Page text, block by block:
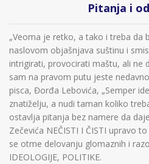
Pitanja i
„Veoma je retko, a tako i treba da
naslovom objašnjava suštinu i
intrigirati, provocirati maštu, ali ne
sam na pravom putu jeste
pisca, Đorđa Lebovića, „Semper
znatiželju, a nudi taman koliko
ostavlja pitanja bez namere da
Zečevića NEČISTI I ČISTI upravo
se otme delovanju glomaznih i
IDEOLOGIJE, POLITIKE.